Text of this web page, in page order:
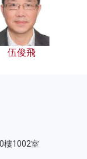
伍俊飛
樓1002室